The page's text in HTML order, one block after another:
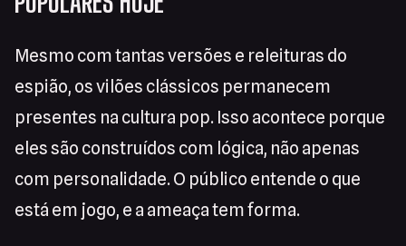
Mesmo com tantas versões e releituras do
espião, os vilões clássicos permanecem
presentes na cultura pop. Isso acontece porque
eles são construídos com lógica, não apenas
com personalidade. O público entende o que
está em jogo, e a ameaça tem forma.